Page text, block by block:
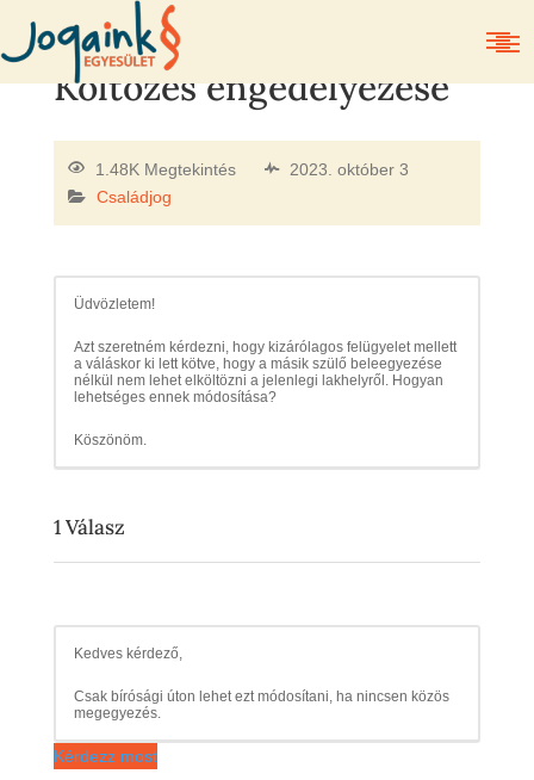
Költözés engedélyezése
1.48K Megtekintés
2023. október 3
Családjog
Üdvözletem!
Azt szeretném kérdezni, hogy kizárólagos felügyelet mellett
a váláskor ki lett kötve, hogy a másik szülő beleegyezése
nélkül nem lehet elköltözni a jelenlegi lakhelyről. Hogyan
lehetséges ennek módosítása?
Köszönöm.
1Válasz
Kedves kérdező,
Csak bírósági úton lehet ezt módosítani, ha nincsen közös
megegyezés.
Kérdezz most